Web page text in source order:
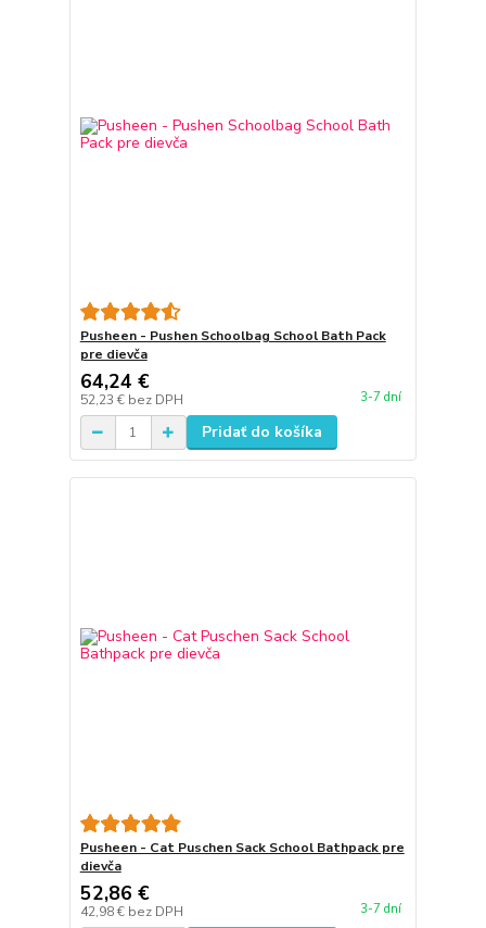
Pusheen - Pushen Schoolbag School Bath Pack
pre dievča
64,24 €
52,23 € bez DPH 3-7 dní
Pridať do košíka
Pusheen - Cat Puschen Sack School Bathpack pre
dievča
52,86 €
42,98 € bez DPH 3-7 dní